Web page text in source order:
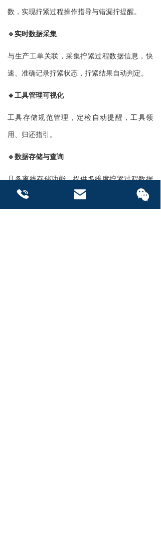
数，实现拧紧过程操作指导与错漏拧提醒。
🔹实时数据采集
与生产工单关联，采集拧紧过程数据信息，快
速、准确记录拧紧状态，拧紧结果自动判定。
🔹工具管理可视化
工具存储规范管理，定检自动提醒，工具领
用、归还指引。
🔹数据存储与查询
具备离线存储功能，提供多维度拧紧过程数据
的查询与追溯，配置化表单打印。